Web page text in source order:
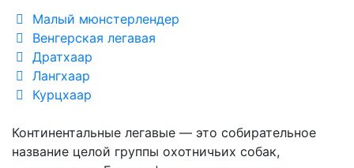
Малый мюнстерлендер
Венгерская легавая
Дратхаар
Лангхаар
Курцхаар
Континентальные легавые — это собирательное
название целой группы охотничьих собак,